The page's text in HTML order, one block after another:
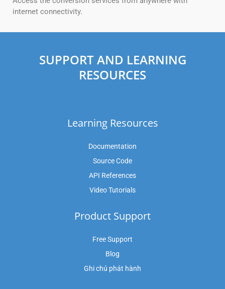
internet connectivity.
SUPPORT AND LEARNING
RESOURCES
Learning Resources
Documentation
Source Code
API References
Video Tutorials
Product Support
Free Support
Blog
Ghi chú phát hành